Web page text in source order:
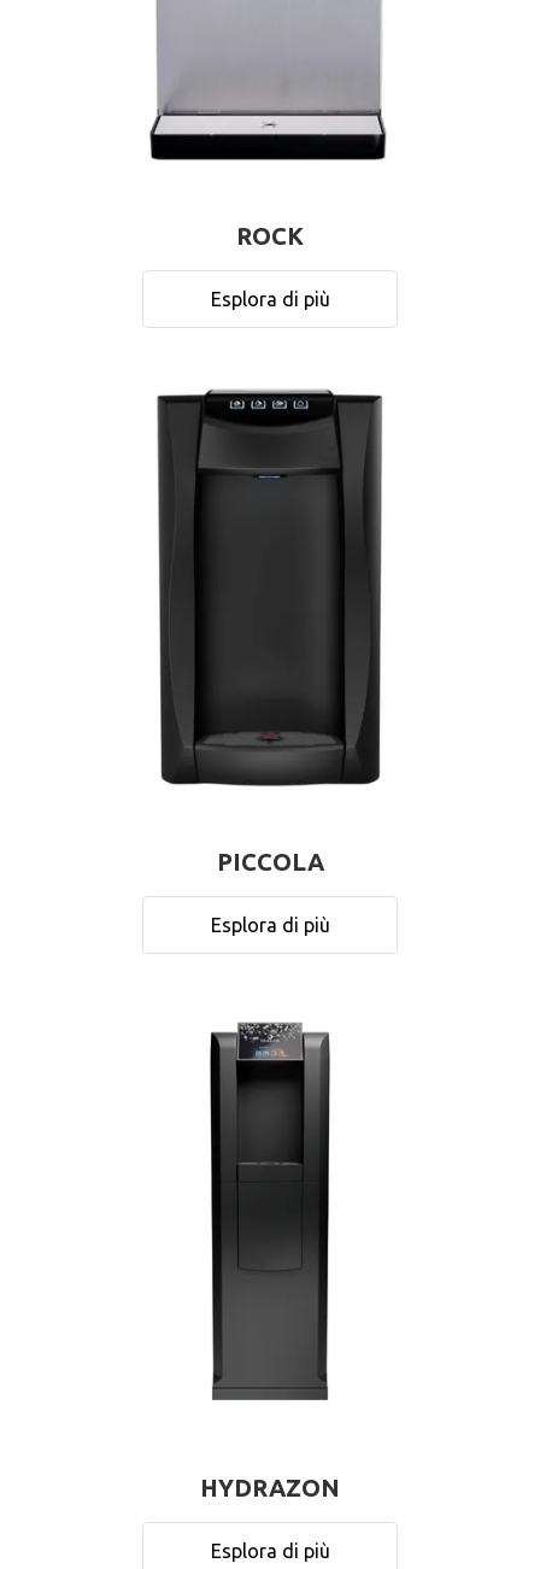
ROCK
Esplora di più
PICCOLA
Esplora di più
HYDRAZON
Esplora di più